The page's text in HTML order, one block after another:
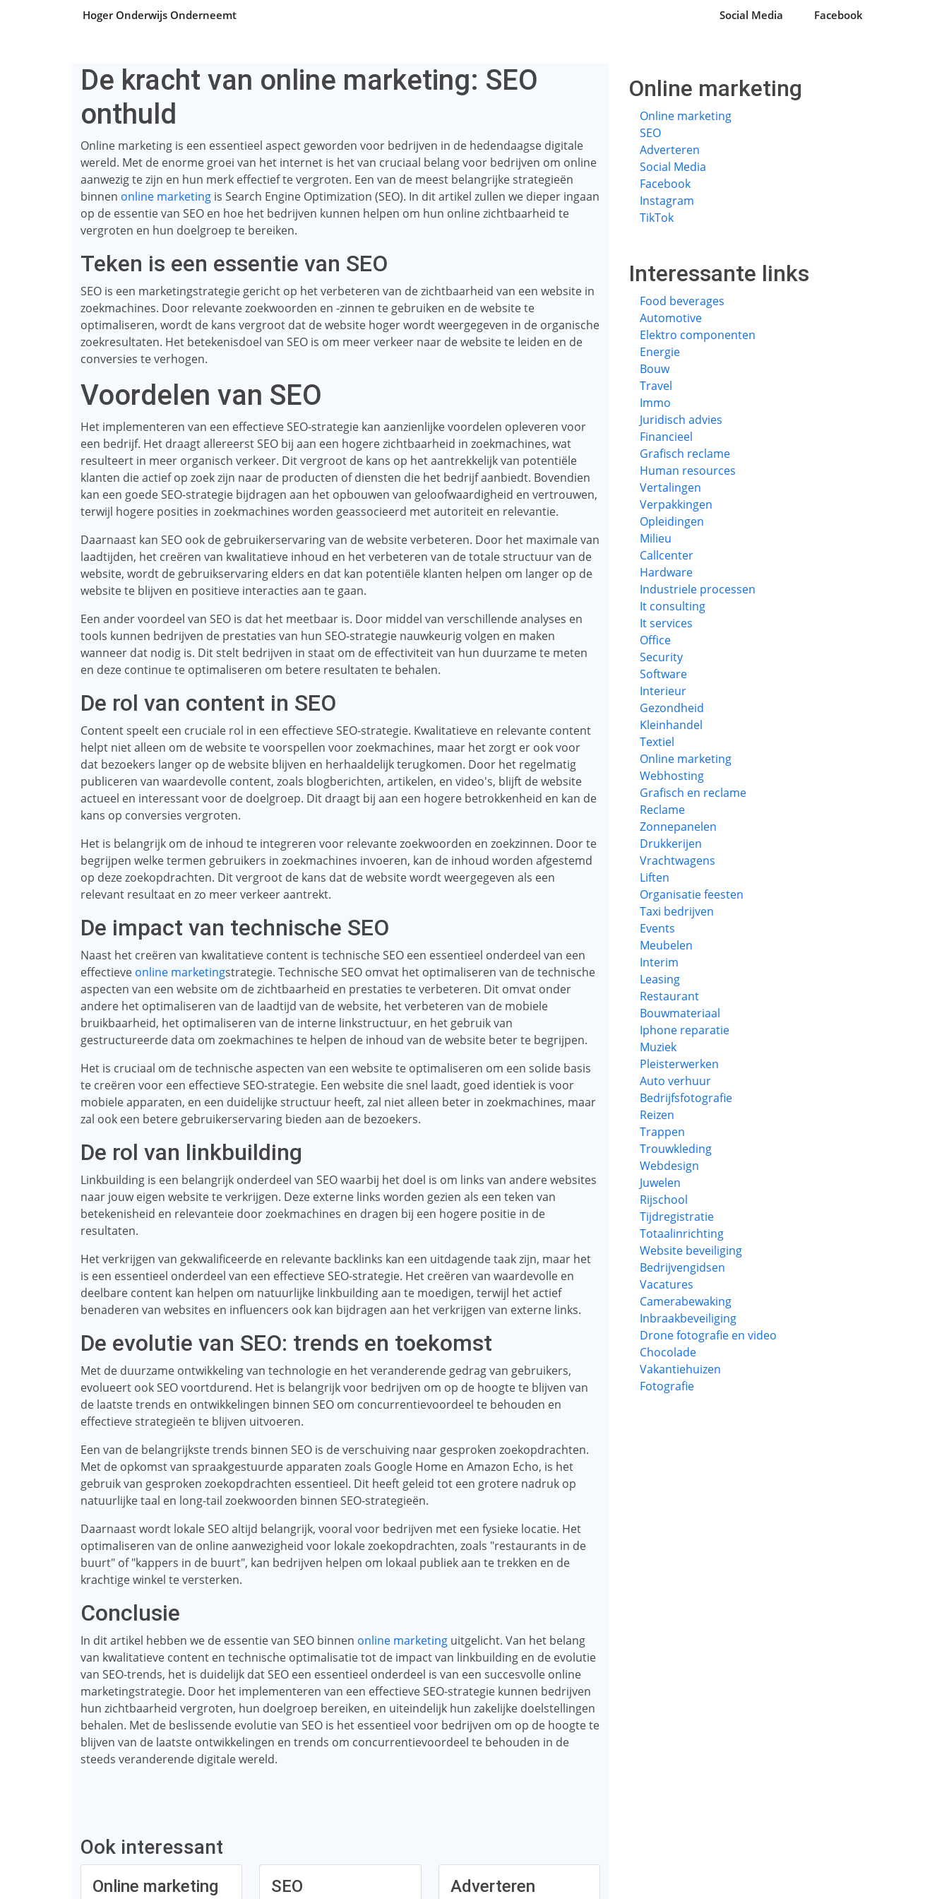
Hoger Onderwijs Onderneemt Social Media Facebook
De kracht van online marketing: SEO
onthuld
Online marketing is een essentieel aspect geworden voor bedrijven in de hedendaagse digitale
wereld. Met de enorme groei van het internet is het van cruciaal belang voor bedrijven om online
aanwezig te zijn en hun merk effectief te vergroten. Een van de meest belangrijke strategieën
binnen online marketing is Search Engine Optimization (SEO). In dit artikel zullen we dieper ingaan
op de essentie van SEO en hoe het bedrijven kunnen helpen om hun online zichtbaarheid te
vergroten en hun doelgroep te bereiken.
Teken is een essentie van SEO
SEO is een marketingstrategie gericht op het verbeteren van de zichtbaarheid van een website in
zoekmachines. Door relevante zoekwoorden en -zinnen te gebruiken en de website te
optimaliseren, wordt de kans vergroot dat de website hoger wordt weergegeven in de organische
zoekresultaten. Het betekenisdoel van SEO is om meer verkeer naar de website te leiden en de
conversies te verhogen.
Voordelen van SEO
Het implementeren van een effectieve SEO-strategie kan aanzienlijke voordelen opleveren voor
een bedrijf. Het draagt ​​allereerst SEO bij aan een hogere zichtbaarheid in zoekmachines, wat
resulteert in meer organisch verkeer. Dit vergroot de kans op het aantrekkelijk van potentiële
klanten die actief op zoek zijn naar de producten of diensten die het bedrijf aanbiedt. Bovendien
kan een goede SEO-strategie bijdragen aan het opbouwen van geloofwaardigheid en vertrouwen,
terwijl hogere posities in zoekmachines worden geassocieerd met autoriteit en relevantie.
Daarnaast kan SEO ook de gebruikerservaring van de website verbeteren. Door het maximale van
laadtijden, het creëren van kwalitatieve inhoud en het verbeteren van de totale structuur van de
website, wordt de gebruikservaring elders en dat kan potentiële klanten helpen om langer op de
website te blijven en positieve interacties aan te gaan.
Een ander voordeel van SEO is dat het meetbaar is. Door middel van verschillende analyses en
tools kunnen bedrijven de prestaties van hun SEO-strategie nauwkeurig volgen en maken
wanneer dat nodig is. Dit stelt bedrijven in staat om de effectiviteit van hun duurzame te meten
en deze continue te optimaliseren om betere resultaten te behalen.
De rol van content in SEO
Content speelt een cruciale rol in een effectieve SEO-strategie. Kwalitatieve en relevante content
helpt niet alleen om de website te voorspellen voor zoekmachines, maar het zorgt er ook voor
dat bezoekers langer op de website blijven en herhaaldelijk terugkomen. Door het regelmatig
publiceren van waardevolle content, zoals blogberichten, artikelen, en video's, blijft de website
actueel en interessant voor de doelgroep. Dit draagt ​​bij aan een hogere betrokkenheid en kan de
kans op conversies vergroten.
Het is belangrijk om de inhoud te integreren voor relevante zoekwoorden en zoekzinnen. Door te
begrijpen welke termen gebruikers in zoekmachines invoeren, kan de inhoud worden afgestemd
op deze zoekopdrachten. Dit vergroot de kans dat de website wordt weergegeven als een
relevant resultaat en zo meer verkeer aantrekt.
De impact van technische SEO
Naast het creëren van kwalitatieve content is technische SEO een essentieel onderdeel van een
effectieve online marketingstrategie. Technische SEO omvat het optimaliseren van de technische
aspecten van een website om de zichtbaarheid en prestaties te verbeteren. Dit omvat onder
andere het optimaliseren van de laadtijd van de website, het verbeteren van de mobiele
bruikbaarheid, het optimaliseren van de interne linkstructuur, en het gebruik van
gestructureerde data om zoekmachines te helpen de inhoud van de website beter te begrijpen.
Het is cruciaal om de technische aspecten van een website te optimaliseren om een ​​solide basis
te creëren voor een effectieve SEO-strategie. Een website die snel laadt, goed identiek is voor
mobiele apparaten, en een duidelijke structuur heeft, zal niet alleen beter in zoekmachines, maar
zal ook een betere gebruikerservaring bieden aan de bezoekers.
De rol van linkbuilding
Linkbuilding is een belangrijk onderdeel van SEO waarbij het doel is om links van andere websites
naar jouw eigen website te verkrijgen. Deze externe links worden gezien als een teken van
betekenisheid en relevanteie door zoekmachines en dragen bij een hogere positie in de
resultaten.
Het verkrijgen van gekwalificeerde en relevante backlinks kan een uitdagende taak zijn, maar het
is een essentieel onderdeel van een effectieve SEO-strategie. Het creëren van waardevolle en
deelbare content kan helpen om natuurlijke linkbuilding aan te moedigen, terwijl het actief
benaderen van websites en influencers ook kan bijdragen aan het verkrijgen van externe links.
De evolutie van SEO: trends en toekomst
Met de duurzame ontwikkeling van technologie en het veranderende gedrag van gebruikers,
evolueert ook SEO voortdurend. Het is belangrijk voor bedrijven om op de hoogte te blijven van
de laatste trends en ontwikkelingen binnen SEO om concurrentievoordeel te behouden en
effectieve strategieën te blijven uitvoeren.
Een van de belangrijkste trends binnen SEO is de verschuiving naar gesproken zoekopdrachten.
Met de opkomst van spraakgestuurde apparaten zoals Google Home en Amazon Echo, is het
gebruik van gesproken zoekopdrachten essentieel. Dit heeft geleid tot een grotere nadruk op
natuurlijke taal en long-tail zoekwoorden binnen SEO-strategieën.
Daarnaast wordt lokale SEO altijd belangrijk, vooral voor bedrijven met een fysieke locatie. Het
optimaliseren van de online aanwezigheid voor lokale zoekopdrachten, zoals "restaurants in de
buurt" of "kappers in de buurt", kan bedrijven helpen om lokaal publiek aan te trekken en de
krachtige winkel te versterken.
Conclusie
In dit artikel hebben we de essentie van SEO binnen online marketing uitgelicht. Van het belang
van kwalitatieve content en technische optimalisatie tot de impact van linkbuilding en de evolutie
van SEO-trends, het is duidelijk dat SEO een essentieel onderdeel is van een succesvolle online
marketingstrategie. Door het implementeren van een effectieve SEO-strategie kunnen bedrijven
hun zichtbaarheid vergroten, hun doelgroep bereiken, en uiteindelijk hun zakelijke doelstellingen
behalen. Met de beslissende evolutie van SEO is het essentieel voor bedrijven om op de hoogte te
blijven van de laatste ontwikkelingen en trends om concurrentievoordeel te behouden in de
steeds veranderende digitale wereld.
Ook interessant
Online marketing SEO Adverteren
Online marketing
Online marketing
SEO
Adverteren
Social Media
Facebook
Instagram
TikTok
Interessante links
Food beverages
Automotive
Elektro componenten
Energie
Bouw
Travel
Immo
Juridisch advies
Financieel
Grafisch reclame
Human resources
Vertalingen
Verpakkingen
Opleidingen
Milieu
Callcenter
Hardware
Industriele processen
It consulting
It services
Office
Security
Software
Interieur
Gezondheid
Kleinhandel
Textiel
Online marketing
Webhosting
Grafisch en reclame
Reclame
Zonnepanelen
Drukkerijen
Vrachtwagens
Liften
Organisatie feesten
Taxi bedrijven
Events
Meubelen
Interim
Leasing
Restaurant
Bouwmateriaal
Iphone reparatie
Muziek
Pleisterwerken
Auto verhuur
Bedrijfsfotografie
Reizen
Trappen
Trouwkleding
Webdesign
Juwelen
Rijschool
Tijdregistratie
Totaalinrichting
Website beveiliging
Bedrijvengidsen
Vacatures
Camerabewaking
Inbraakbeveiliging
Drone fotografie en video
Chocolade
Vakantiehuizen
Fotografie